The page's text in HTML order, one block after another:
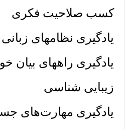
کسب صلاحیت فکری
یادگیری نظامهای زبانی
یادگیری راههای بیان
زیبایی شناسی
یادگیری مهارت‌های